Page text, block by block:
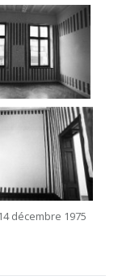
décembre 1975